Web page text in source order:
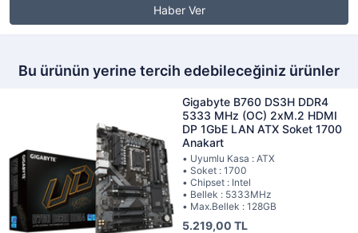
Haber Ver
Bu ürünün yerine tercih edebileceğiniz ürünler
Gigabyte B760 DS3H DDR4
5333 MHz (OC) 2xM.2 HDMI
DP 1GbE LAN ATX Soket 1700
Anakart
• Uyumlu Kasa : ATX
• Soket : 1700
• Chipset : Intel
• Bellek : 5333MHz
• Max.Bellek : 128GB
5.219,00 TL